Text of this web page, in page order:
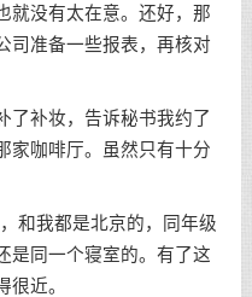
就没有太在意。还好，那
司准备一些报表，再核对
了补妆，告诉秘书我约了
家咖啡厅。虽然只有十分
和我都是北京的，同年级
是同一个寝室的。有了这
很近。